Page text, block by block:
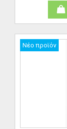
Νέο προϊόν